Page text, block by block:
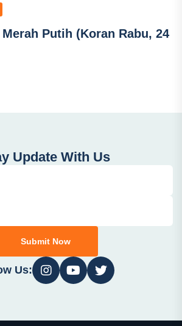
Putih (Koran Rabu, 24
Update With Us
Submit Now
Us: